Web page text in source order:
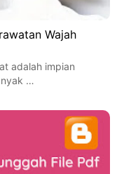
Wajah
adalah impian
…